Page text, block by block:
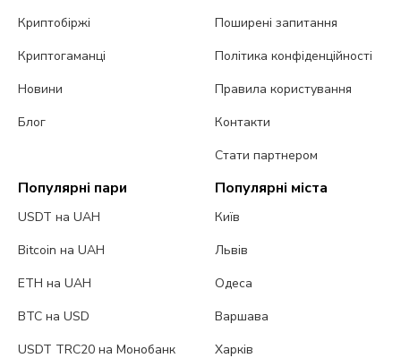
Криптобіржі
Криптогаманці
Новини
Блог
Поширені запитання
Політика конфіденційності
Правила користування
Контакти
Стати партнером
Популярні пари
USDT на UAH
Bitcoin на UAH
ETH на UAH
BTC на USD
USDT TRC20 на Монобанк
Популярні міста
Київ
Львів
Одеса
Варшава
Харків